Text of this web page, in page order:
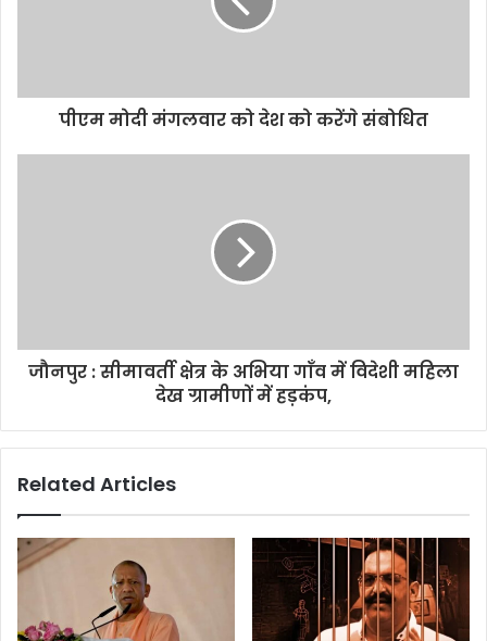
पीएम मोदी मंगलवार को देश को करेंगे संबोधित
जौनपुर : सीमावर्ती क्षेत्र के अभिया गाँव में विदेशी महिला
देख ग्रामीणों में हड़कंप,
Related Articles